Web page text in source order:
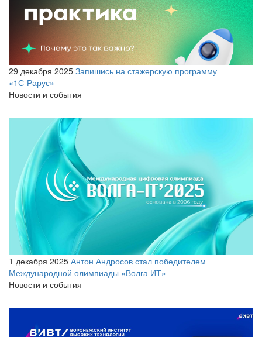
29 декабря 2025 Запишись на стажерскую программу
«1С‑Рарус»
Новости и события
1 декабря 2025 Антон Андросов стал победителем
Международной олимпиады «Волга ИТ»
Новости и события